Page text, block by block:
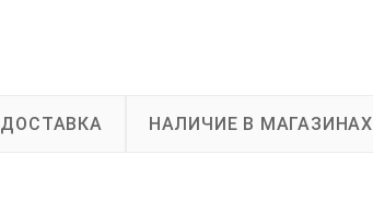
ДОСТАВКА НАЛИЧИЕ В МАГАЗИНАХ